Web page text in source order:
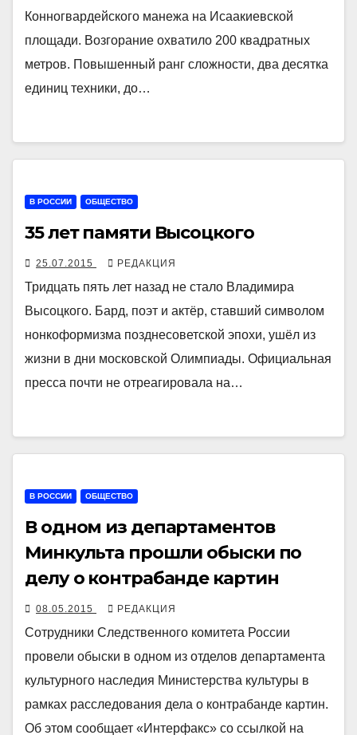
Конногвардейского манежа на Исаакиевской
площади. Возгорание охватило 200 квадратных
метров. Повышенный ранг сложности, два десятка
единиц техники, до…
В РОССИИ ОБЩЕСТВО
35 лет памяти Высоцкого
25.07.2015 РЕДАКЦИЯ
Тридцать пять лет назад не стало Владимира
Высоцкого. Бард, поэт и актёр, ставший символом
нонкоформизма позднесоветской эпохи, ушёл из
жизни в дни московской Олимпиады. Официальная
пресса почти не отреагировала на…
В РОССИИ ОБЩЕСТВО
В одном из департаментов
Минкульта прошли обыски по
делу о контрабанде картин
08.05.2015 РЕДАКЦИЯ
Сотрудники Следственного комитета России
провели обыски в одном из отделов департамента
культурного наследия Министерства культуры в
рамках расследования дела о контрабанде картин.
Об этом сообщает «Интерфакс» со ссылкой на